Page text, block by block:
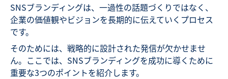
SNSブランディングは、一過性の話題づくりではなく、
企業の価値観やビジョンを長期的に伝えていくプロセス
です。
そのためには、戦略的に設計された発信が欠かせませ
ん。ここでは、SNSブランディングを成功に導くために
重要な3つのポイントを紹介します。